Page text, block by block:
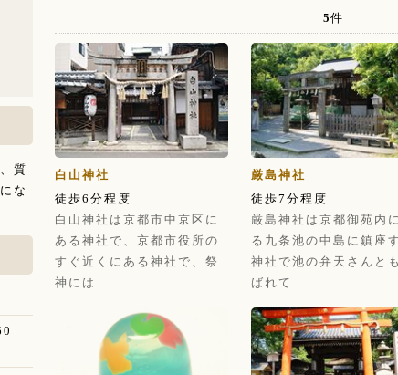
質
な
5件
白山神社
徒歩6分程度
白山神社は京都市中京区に
ある神社で、京都市役所の
すぐ近くにある神社で、祭
神には…
厳島神社
徒歩7分程度
厳島神社は京都御苑内
る九条池の中島に鎮座
神社で池の弁天さんと
ばれて…